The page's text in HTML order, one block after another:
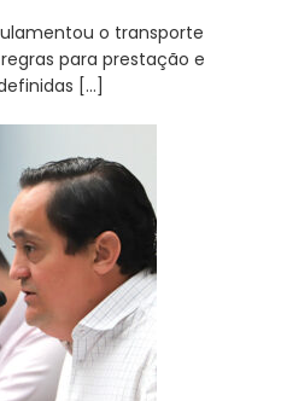
o transporte
para prestação e
[…]